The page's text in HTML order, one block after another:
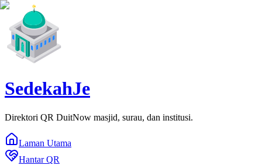
SedekahJe
Direktori QR DuitNow masjid, surau, dan institusi.
Laman Utama
Hantar QR